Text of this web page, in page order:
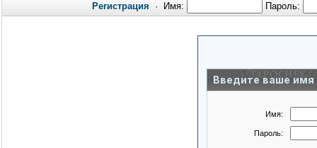
Регистрация · Имя: Пароль:
Введите ваше имя
Имя:
Пароль: